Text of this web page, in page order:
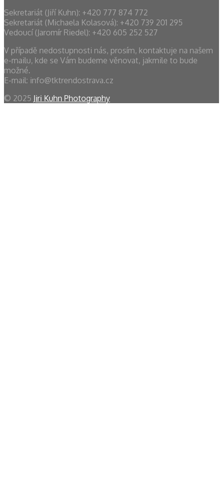
Sekretariát (Jiří Kuhn): +420 777 874 772
Sekretariát (Michaela Kolasová): ‭+420 739 201 295‬
Vedoucí (Jaromír Riedel): +420 605 252 527
V případě nedostupnosti nás, prosím, kontaktuje na našem
e-mailu, kde se Vám budeme věnovat, jakmile to bude
možné.
E-mail: info@tktrendostrava.cz
© 2025 Jiri Kuhn Photography